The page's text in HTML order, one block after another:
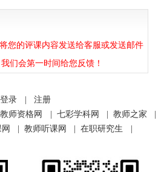
您的评课内容发送给客服或发送邮件
们会第一时间给您反馈！
登录 |
注册
教师资格网 | 七彩学科网 | 教师之家
|
| 教师听课网 | 在职研究生 |